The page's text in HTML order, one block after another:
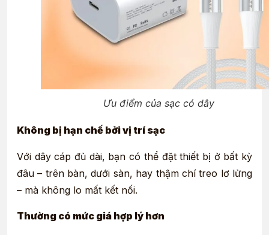
Ưu điểm của sạc có dây
Không bị hạn chế bởi vị trí sạc
Với dây cáp đủ dài, bạn có thể đặt thiết bị ở bất kỳ
đâu – trên bàn, dưới sàn, hay thậm chí treo lơ lửng
– mà không lo mất kết nối.
Thường có mức giá hợp lý hơn